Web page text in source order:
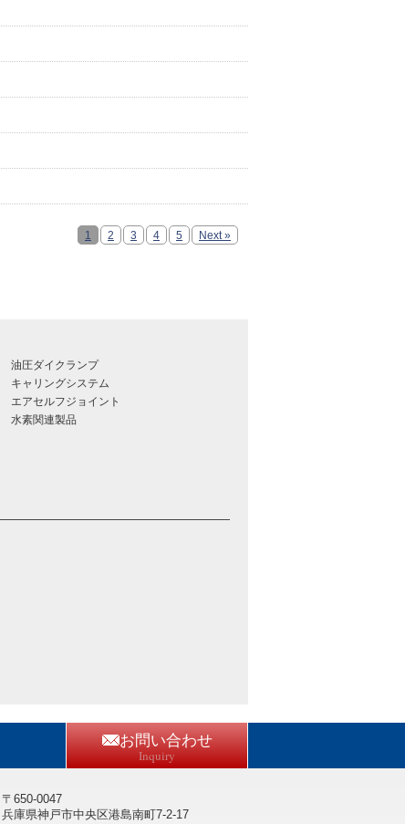
1 2 3 4 5 Next »
油圧ダイクランプ
キャリングシステム
エアセルフジョイント
水素関連製品
お問い合わせ
Inquiry
〒650-0047
兵庫県神戸市中央区港島南町7-2-17